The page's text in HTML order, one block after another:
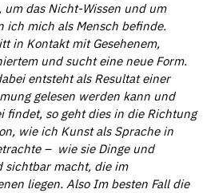
um das Nicht-Wissen und um
ich mich als Mensch befinde.
in Kontakt mit Gesehenem,
und sucht eine neue Form.
entsteht als Resultat einer
gelesen werden kann und
findet, so geht dies in die Richtung
wie ich Kunst als Sprache in
– wie sie Dinge und
sichtbar macht, die im
liegen. Also Im besten Fall die